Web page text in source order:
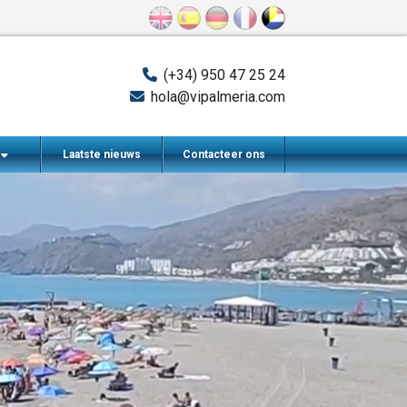
(+34) 950 47 25 24
hola@vipalmeria.com
Laatste nieuws Contacteer ons